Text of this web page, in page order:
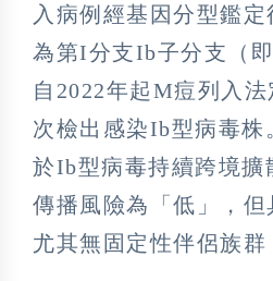
入病例經基因分型鑑
為第I分支Ib子分支（
自2022年起M痘列入
次檢出感染Ib型病毒株
於Ib型病毒持續跨境擴
傳播風險為「低」，但
尤其無固定性伴侶族群